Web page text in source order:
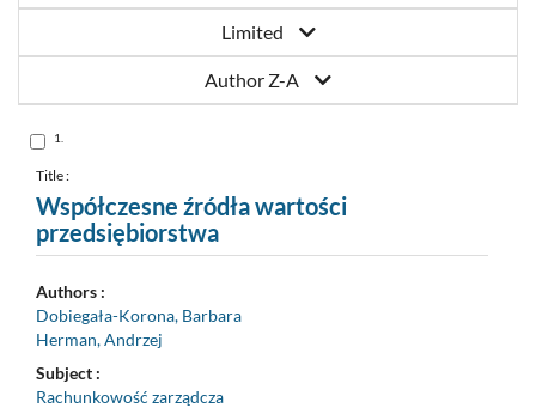
Limited
Author Z-A
Skocz
do
nr
1
1.
Title :
Współczesne źródła wartości
przedsiębiorstwa
Authors :
Dobiegała-Korona, Barbara
Herman, Andrzej
Subject :
Rachunkowość zarządcza